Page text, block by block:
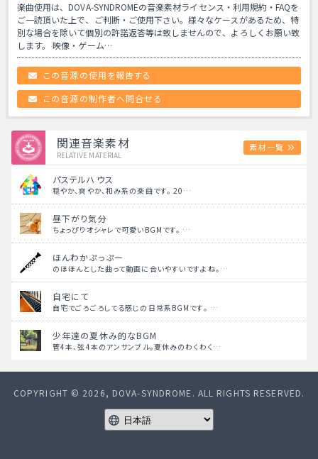
楽曲使用は、DOVA-SYNDROMEの音楽素材ライセンス・利用規約・FAQを
ご一読頂いた上で、ご判断・ご使用下さい。様々なケースがあるため、特
別な場合を除いて個別の許諾返答等は致しませんので、よろしくお願い致
します。 映像・ゲーム…
この音源の使用を報告する
この音源の制作者へ問合せる
関連音楽素材
RELATIVE MATERIAL
素材一覧
パステルハウス
穏やか、爽やか、和み系の楽曲です。 20…
昼下がり気分
ちょっぴりオシャレで可愛いBGMです。 …
ほんわかぷっぷー
のほほんとした曲って動画に合いやすいですよね。…
自宅にて
自宅でごろごろしてる感じの日常系BGMです。 …
少年達の夏休み的なBGM
管4本、弦4本のアンサンブル。夏休みのわくわく…
COPYRIGHT © 2026, DOVA-SYNDROME. ALL RIGHTS RESERVED.